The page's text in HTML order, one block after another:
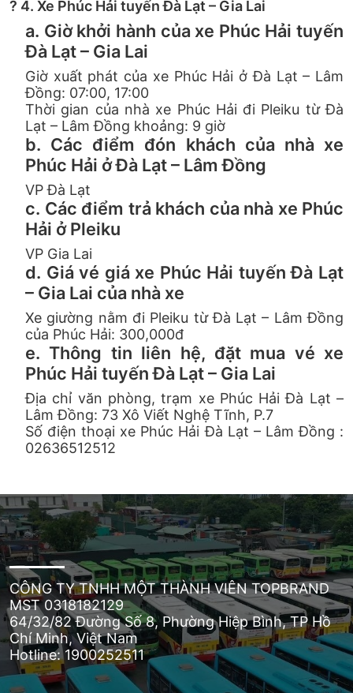
? 4. Xe Phúc Hải tuyến Đà Lạt – Gia Lai
a. Giờ khởi hành của xe Phúc Hải tuyến
Đà Lạt – Gia Lai
Giờ xuất phát của xe Phúc Hải ở Đà Lạt – Lâm
Đồng: 07:00, 17:00
Thời gian của nhà xe Phúc Hải đi Pleiku từ Đà
Lạt – Lâm Đồng khoảng: 9 giờ
b. Các điểm đón khách của nhà xe
Phúc Hải ở Đà Lạt – Lâm Đồng
VP Đà Lạt
c. Các điểm trả khách của nhà xe Phúc
Hải ở Pleiku
VP Gia Lai
d. Giá vé giá xe Phúc Hải tuyến Đà Lạt
– Gia Lai của nhà xe
Xe giường nằm đi Pleiku từ Đà Lạt – Lâm Đồng
của Phúc Hải: 300,000đ
e. Thông tin liên hệ, đặt mua vé xe
Phúc Hải tuyến Đà Lạt – Gia Lai
Địa chỉ văn phòng, trạm xe Phúc Hải Đà Lạt –
Lâm Đồng: 73 Xô Viết Nghệ Tĩnh, P.7
Số điện thoại xe Phúc Hải Đà Lạt – Lâm Đồng :
02636512512
CÔNG TY TNHH MỘT THÀNH VIÊN TOPBRAND
MST 0318182129
64/32/82 Đường Số 8, Phường Hiệp Bình, TP Hồ
Chí Minh, Việt Nam
Hotline: 1900252511